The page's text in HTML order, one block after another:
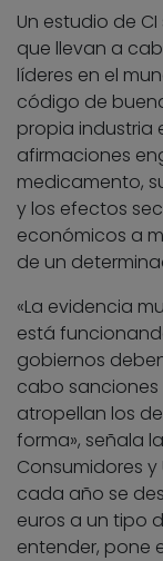
Un estudio de
que llevan a
líderes en el
código de
propia industria
afirmaciones
medicamento,
y los efectos
económicos a
de un
«La evidencia
está
gobiernos
cabo
atropellan los
forma», señala
Consumidores y
cada año se
euros a un tipo
entender, pone